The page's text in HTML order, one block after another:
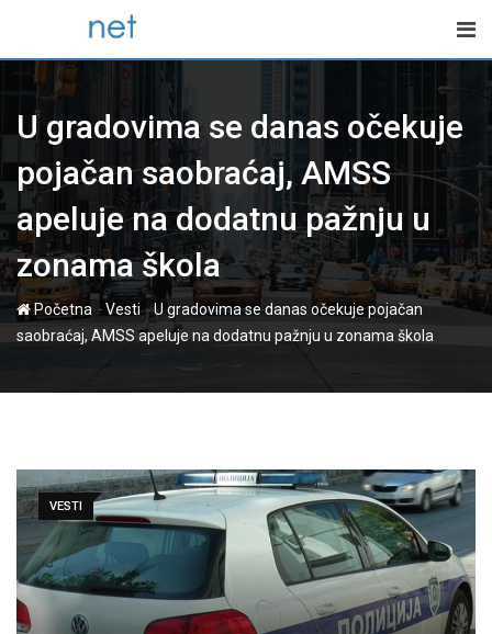
content
U gradovima se danas očekuje
pojačan saobraćaj, AMSS
apeluje na dodatnu pažnju u
zonama škola
Početna -Vesti-U gradovima se danas očekuje pojačan
saobraćaj, AMSS apeluje na dodatnu pažnju u zonama škola
VESTI